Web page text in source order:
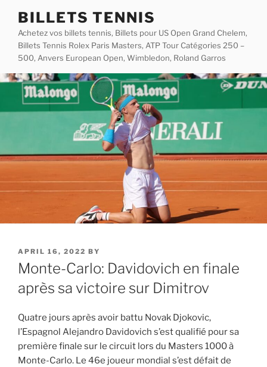
content
BILLETS TENNIS
Achetez vos billets tennis, Billets pour US Open Grand Chelem,
Billets Tennis Rolex Paris Masters, ATP Tour Catégories 250 –
500, Anvers European Open, Wimbledon, Roland Garros
POSTED
ON
APRIL 16, 2022 BY
Monte-Carlo: Davidovich en finale
après sa victoire sur Dimitrov
Quatre jours après avoir battu Novak Djokovic,
l’Espagnol Alejandro Davidovich s’est qualifié pour sa
première finale sur le circuit lors du Masters 1000 à
Monte-Carlo. Le 46e joueur mondial s’est défait de